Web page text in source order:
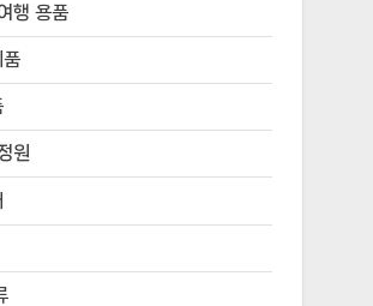
행 용품
품
원